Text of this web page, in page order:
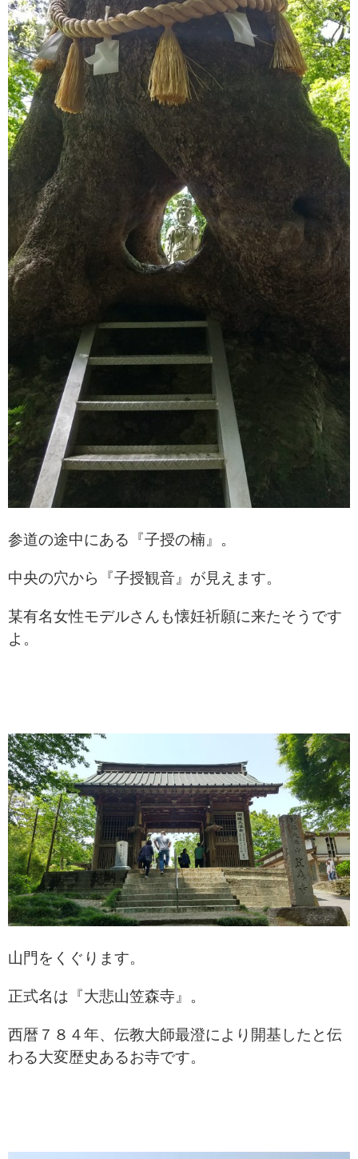
参道の途中にある『子授の楠』。
中央の穴から『子授観音』が見えます。
某有名女性モデルさんも懐妊祈願に来たそうです
よ。
山門をくぐります。
正式名は『大悲山笠森寺』。
西暦７８４年、伝教大師最澄により 開基したと伝
わる大変歴史あるお寺です。